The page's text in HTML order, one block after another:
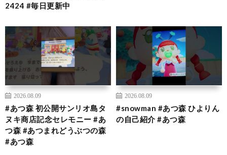
2424 #毎日更新中
2026.08.09
#あつ森 初公開サンリオ島タ
ヌキ商店記念セレモニー #あ
つ森 #あつまれどうぶつの森
#あつ森
2026.08.09
#snowman #あつ森 ひよりん
の自己紹介 #あつ森